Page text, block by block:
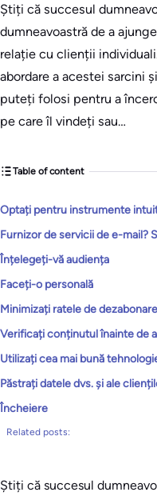
Știți că succesul
dumneavoastră de a
relație cu clienții
abordare a acestei sarcini
puteți folosi pentru a
pe care îl vindeți sau…
Table of content
Optați pentru instrumente
Furnizor de servicii de e-mail?
Înțelegeți-vă audiența
Faceți-o personală
Minimizați ratele de dezabonare
Verificați conținutul înainte de
Utilizați cea mai bună
Păstrați datele dvs. și ale
Încheiere
Related posts:
Știți că succesul